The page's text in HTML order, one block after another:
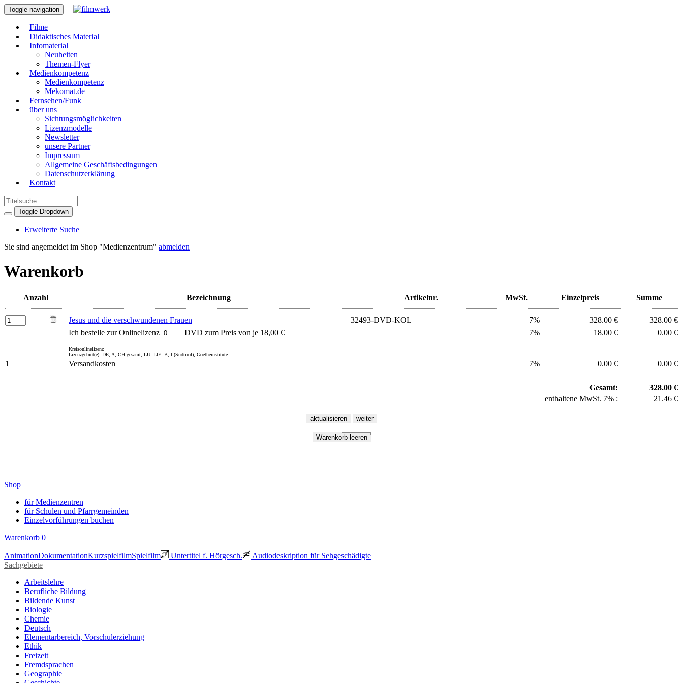
Toggle navigation
Filme
Didaktisches Material
Infomaterial
Neuheiten
Themen-Flyer
Medienkompetenz
Medienkompetenz
Mekomat.de
Fernsehen/Funk
über uns
Sichtungsmöglichkeiten
Lizenzmodelle
Newsletter
unsere Partner
Impressum
Allgemeine Geschäftsbedingungen
Datenschutzerklärung
Kontakt
Toggle Dropdown
Erweiterte Suche
Sie sind angemeldet im Shop "Medienzentrum" abmelden
Warenkorb
Anzahl Bezeichnung Artikelnr. MwSt. Einzelpreis Summe
Jesus und die verschwundenen Frauen 32493-DVD-KOL 7% 328.00 €
328.00 €
Ich bestelle zur Onlinelizenz
DVD zum Preis von je 18,00 € 7% 18.00 € 0.00 €
Kreisonlinelizenz
Lizenzgebiet(e): DE, A, CH gesamt, LU, LIE, B, I (Südtirol), Goetheinstitute
1 Versandkosten 7% 0.00 € 0.00 €
Gesamt:
328.00 €
enthaltene MwSt. 7% :
21.46 €
Shop
für Medienzentren
für Schulen und Pfarrgemeinden
Einzelvorführungen buchen
Warenkorb 0
AnimationDokumentationKurzspielfilmSpielfilm Untertitel f. Hörgesch.
Audiodeskription für Sehgeschädigte
Sachgebiete
Arbeitslehre
Berufliche Bildung
Bildende Kunst
Biologie
Chemie
Deutsch
Elementarbereich, Vorschulerziehung
Ethik
Freizeit
Fremdsprachen
Geographie